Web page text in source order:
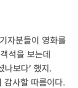
자분들이 영화를
석을 보는데
보다’ 했지.
감사할 따름이다.